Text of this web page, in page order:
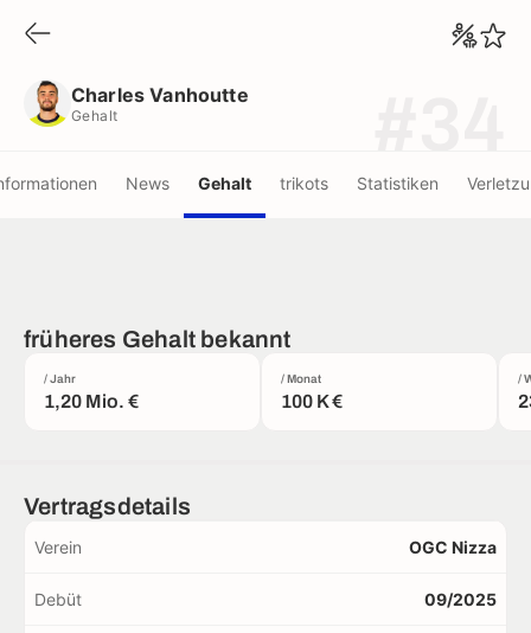
Charles Vanhoutte
Gehalt
News Gehalt trikots Statistiken
früheres Gehalt bekannt
/ Jahr
1,20 Mio. €
/ Monat
100 K €
/
Vertragsdetails
Verein OGC Nizza
Debüt 09/2025